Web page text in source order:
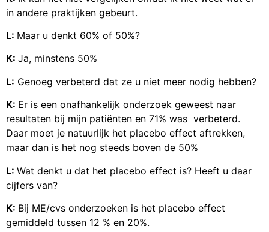
in andere praktijken gebeurt.
L: Maar u denkt 60% of 50%?
K: Ja, minstens 50%
L: Genoeg verbeterd dat ze u niet meer nodig hebben?
K: Er is een onafhankelijk onderzoek geweest naar
resultaten bij mijn patiënten en 71% was verbeterd.
Daar moet je natuurlijk het placebo effect aftrekken,
maar dan is het nog steeds boven de 50%
L: Wat denkt u dat het placebo effect is? Heeft u daar
cijfers van?
K: Bij ME/cvs onderzoeken is het placebo effect
gemiddeld tussen 12 % en 20%.